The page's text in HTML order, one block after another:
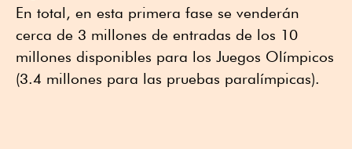
En total, en esta primera fase se venderán
cerca de 3 millones de entradas de los 10
millones disponibles para los Juegos Olímpicos
(3.4 millones para las pruebas paralímpicas).